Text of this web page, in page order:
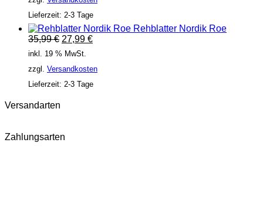
Lieferzeit: 2-3 Tage
Rehblatter Nordik Roe
35,99€ Ursprünglicher
Preis
war:
35,99 €
27,99 €Aktueller
27,99 €.
inkl. 19 % MwSt.
zzgl. Versandkosten
Lieferzeit: 2-3 Tage
Versandarten
Zahlungsarten